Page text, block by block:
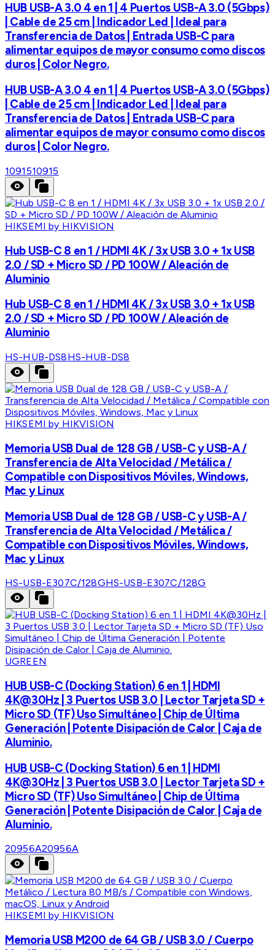
HUB USB-A 3.0 4 en 1 | 4 Puertos USB-A 3.0 (5Gbps)
| Cable de 25 cm | Indicador Led | Ideal para
Transferencia de Datos | Entrada USB-C para
alimentar equipos de mayor consumo como discos
duros | Color Negro.
HUB USB-A 3.0 4 en 1 | 4 Puertos USB-A 3.0 (5Gbps)
| Cable de 25 cm | Indicador Led | Ideal para
Transferencia de Datos | Entrada USB-C para
alimentar equipos de mayor consumo como discos
duros | Color Negro.
1091510915
HIKSEMI by HIKVISION
Hub USB-C 8 en 1 / HDMI 4K / 3x USB 3.0 + 1x USB
2.0 / SD + Micro SD / PD 100W / Aleación de
Aluminio
Hub USB-C 8 en 1 / HDMI 4K / 3x USB 3.0 + 1x USB
2.0 / SD + Micro SD / PD 100W / Aleación de
Aluminio
HS-HUB-DS8HS-HUB-DS8
HIKSEMI by HIKVISION
Memoria USB Dual de 128 GB / USB-C y USB-A /
Transferencia de Alta Velocidad / Metálica /
Compatible con Dispositivos Móviles, Windows,
Mac y Linux
Memoria USB Dual de 128 GB / USB-C y USB-A /
Transferencia de Alta Velocidad / Metálica /
Compatible con Dispositivos Móviles, Windows,
Mac y Linux
HS-USB-E307C/128GHS-USB-E307C/128G
UGREEN
HUB USB-C (Docking Station) 6 en 1 | HDMI
4K@30Hz | 3 Puertos USB 3.0 | Lector Tarjeta SD +
Micro SD (TF) Uso Simultáneo | Chip de Última
Generación | Potente Disipación de Calor | Caja de
Aluminio.
HUB USB-C (Docking Station) 6 en 1 | HDMI
4K@30Hz | 3 Puertos USB 3.0 | Lector Tarjeta SD +
Micro SD (TF) Uso Simultáneo | Chip de Última
Generación | Potente Disipación de Calor | Caja de
Aluminio.
20956A20956A
HIKSEMI by HIKVISION
Memoria USB M200 de 64 GB / USB 3.0 / Cuerpo